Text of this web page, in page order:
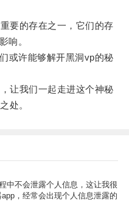
的存在之一，它们的存
响。
许能够解开黑洞vp的秘
我们一起走进这个神秘
处。
中不会泄露个人信息，这让我很
，经常会出现个人信息泄露的